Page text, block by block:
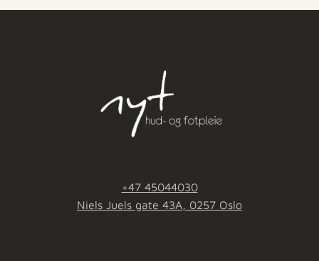
+47 45044030
Niels Juels gate 43A, 0257 Oslo